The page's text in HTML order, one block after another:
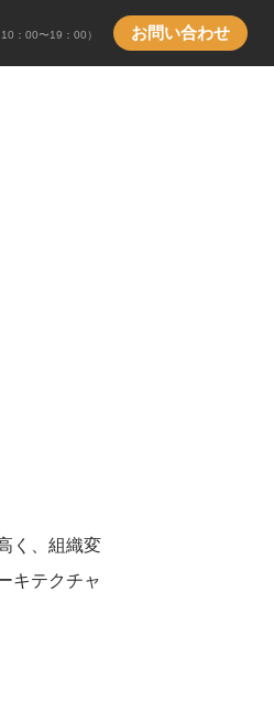
10：00〜19：00） お問い合わせ
く、組織変
キテクチャ